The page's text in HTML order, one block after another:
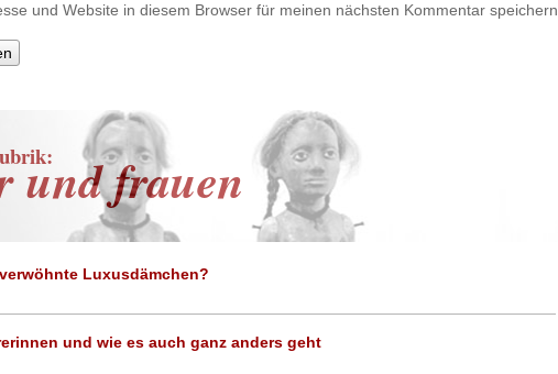
und Website in diesem Browser für meinen nächsten Kommentar speichern.
und frauen
Luxusdämchen?
und wie es auch ganz anders geht